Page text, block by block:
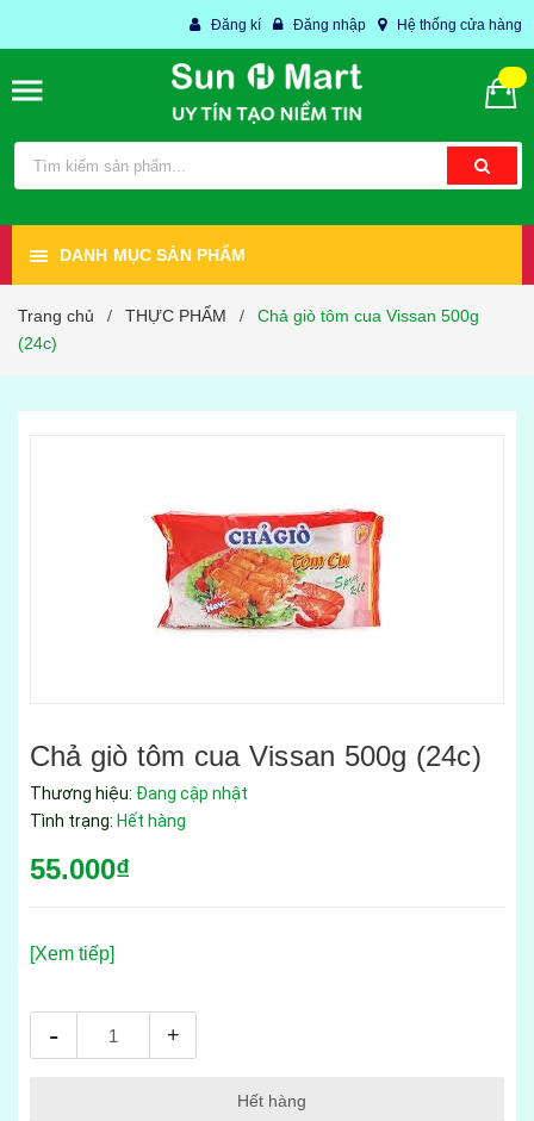
Đăng kí Đăng nhập Hệ thống cửa hàng
DANH MỤC SẢN PHẨM
Trang chủ / THỰC PHẨM /
Chả giò tôm cua Vissan 500g
(24c)
Chả giò tôm cua Vissan 500g (24c)
Thương hiệu: Đang cập nhật
Tình trạng: Hết hàng
55.000₫
[Xem tiếp]
- +
Hết hàng